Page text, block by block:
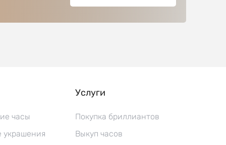
часы
Услуги
Покупка бриллиантов
Выкуп часов